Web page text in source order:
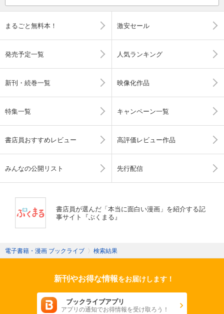
まるごと無料本！ 激安セール
発売予定一覧 人気ランキング
新刊・続巻一覧 映像化作品
特集一覧 キャンペーン一覧
書店員おすすめレビュー 高評価レビュー作品
みんなの公開リスト 先行配信
書店員が選んだ「本当に面白い漫画」を紹介する記
事サイト『ぶくまる』
電子書籍・漫画 ブックライブ 〉 検索結果
新刊やお得な情報をお届けします！
ブックライブアプリ
アプリの通知でお得情報を受け取ろう！